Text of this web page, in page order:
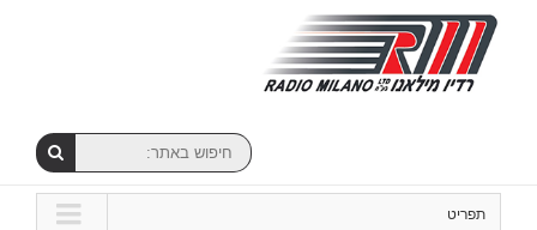
תפריט